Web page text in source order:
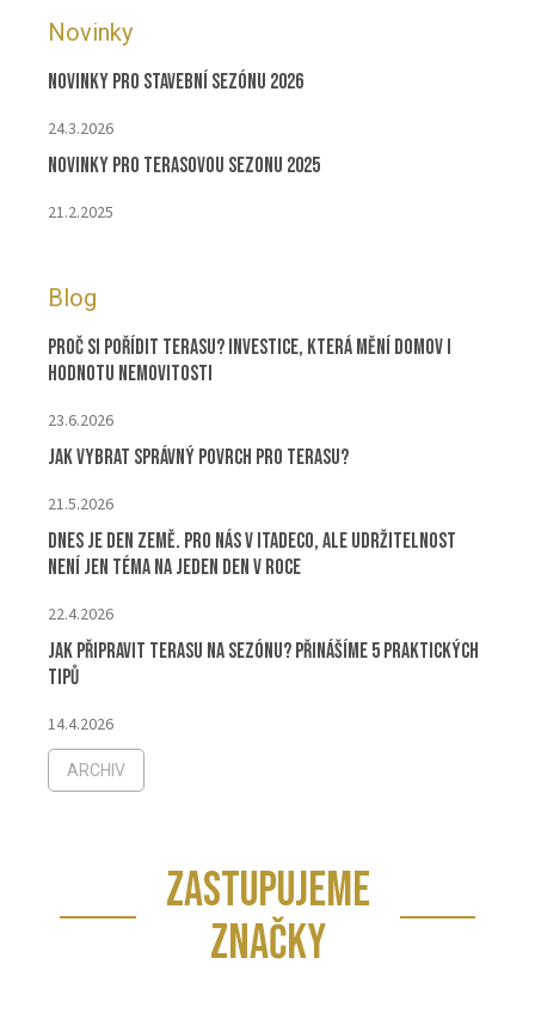
Novinky
Novinky pro stavební sezónu 2026
24.3.2026
Novinky pro terasovou sezonu 2025
21.2.2025
Blog
Proč si pořídit terasu? Investice, která mění domov i
hodnotu nemovitosti
23.6.2026
Jak vybrat správný povrch pro terasu?
21.5.2026
Dnes je Den Země. Pro nás v ITADECO, ale udržitelnost
není jen téma na jeden den v roce
22.4.2026
Jak připravit terasu na sezónu? Přinášíme 5 praktických
tipů
14.4.2026
ARCHIV
ZASTUPUJEME
ZNAČKY